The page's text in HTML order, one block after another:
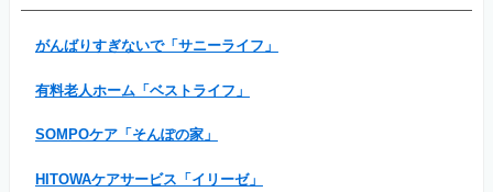
がんばりすぎないで「サニーライフ」
有料老人ホーム「ベストライフ」
SOMPOケア「そんぽの家」
HITOWAケアサービス「イリーゼ」